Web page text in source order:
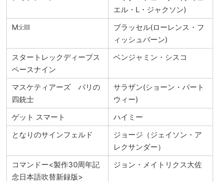
エル・L・ジャクソン)
M:i:Ⅲ
ブラッセル(ローレンス・フ
ィッシュバーン)
スタートレックディープス
ペースナイン
ベンジャミン・シスコ
マスケティアーズ パリの
四銃士
サラザン(ショーン・パート
ウィー)
ゲット スマート
ハイミー
となりのサインフェルド
ジョージ（ジェイソン・ア
レクサンダー）
コマンドー<製作30周年記
念日本語吹替新録版>
ジョン・メイトリクス大佐